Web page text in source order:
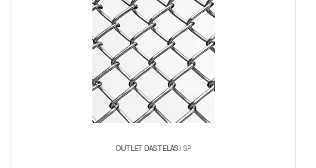
OUTLET DAS TELAS/ SP